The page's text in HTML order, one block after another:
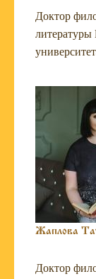
Доктор
литературы
Жаплова
Доктор